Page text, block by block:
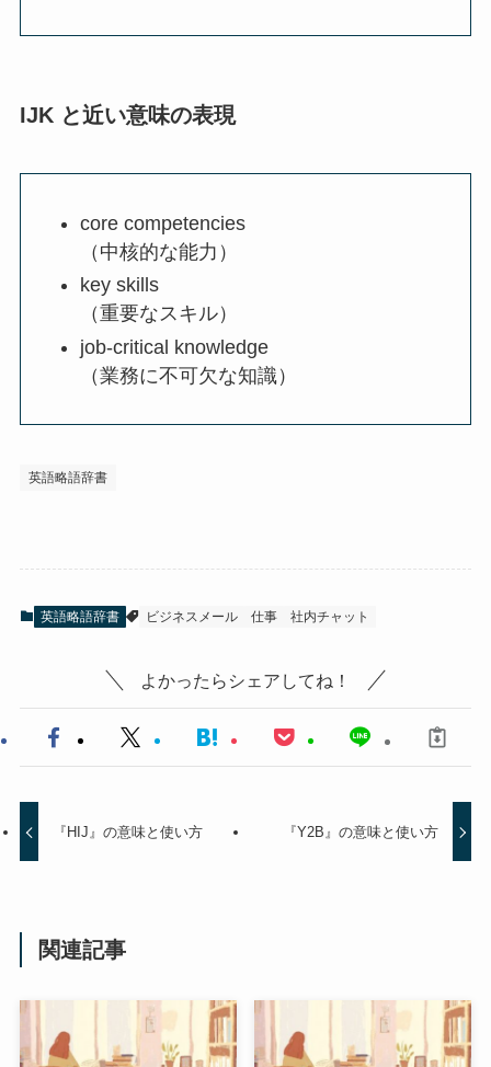
IJK と近い意味の表現
core competencies
（中核的な能力）
key skills
（重要なスキル）
job-critical knowledge
（業務に不可欠な知識）
英語略語辞書
英語略語辞書 ビジネスメール 仕事 社内チャット
よかったらシェアしてね！
『HIJ』の意味と使い方 『Y2B』の意味と使い方
関連記事